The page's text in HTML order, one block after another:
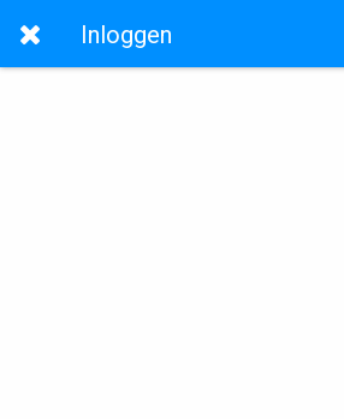
Inloggen